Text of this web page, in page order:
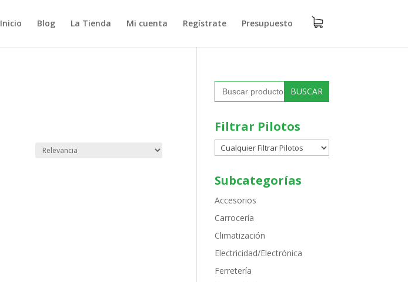
Inicio Blog La Tienda Mi cuenta Regístrate Presupuesto
Buscar:
Filtrar Pilotos
Subcategorías
Accesorios
Carrocería
Climatización
Electricidad/Electrónica
Ferretería